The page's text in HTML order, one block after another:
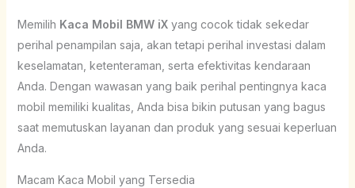
Memilih Kaca Mobil BMW iXyang cocok tidak sekedar
perihal penampilan saja, akan tetapi perihal investasi dalam
keselamatan, ketenteraman, serta efektivitas kendaraan
Anda. Dengan wawasan yang baik perihal pentingnya kaca
mobil memiliki kualitas, Anda bisa bikin putusan yang bagus
saat memutuskan layanan dan produk yang sesuai keperluan
Anda.
Macam Kaca Mobil yang Tersedia